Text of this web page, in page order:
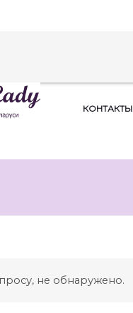
КОНТАКТЫ
не обнаружено.